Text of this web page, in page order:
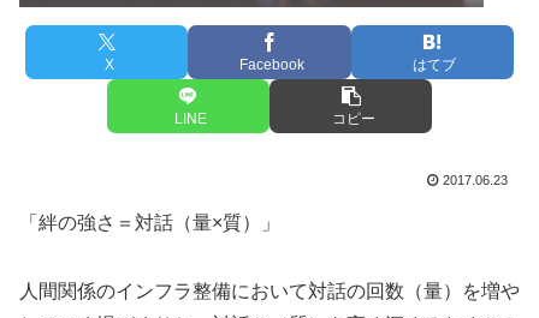
X Facebook はてブ
LINE コピー
2017.06.23
「絆の強さ＝対話（量×質）」
人間関係のインフラ整備において対話の回数（量）を増や